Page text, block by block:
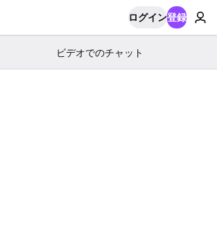
ログイン登録
ビデオでのチャット